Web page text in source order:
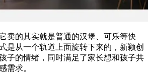
卖的其实就是普通的汉堡、可乐等快
是从一个轨道上面旋转下来的，新颖创
子的情绪，同时满足了家长想和孩子共
感需求。